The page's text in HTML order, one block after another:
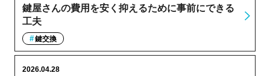
鍵屋さんの費用を安く抑えるために事前にできる
工夫
鍵交換
2026.04.28